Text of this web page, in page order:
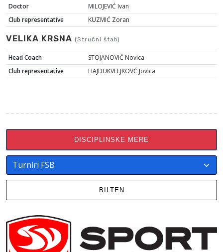
Doctor
MILOJEVIĆ Ivan
Club representative
KUZMIĆ Zoran
VELIKA KRSNA (Stručni štab)
Head Coach
STOJANOVIĆ Novica
Club representative
HAJDUKVELJKOVĆ Jovica
DISCIPLINSKE MERE
BILTEN